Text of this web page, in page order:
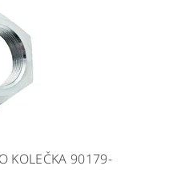
KOLEČKA 90179-